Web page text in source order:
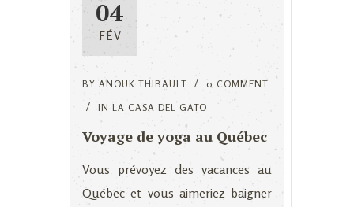
04
FÉV
BY ANOUK THIBAULT
0 COMMENT
IN LA CASA DEL GATO
Voyage de yoga au Québec
Vous prévoyez des vacances au
Québec et vous aimeriez baigner